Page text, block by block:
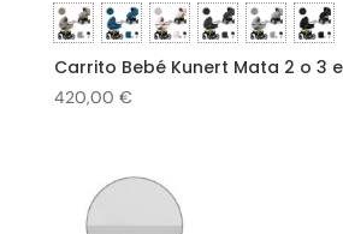
Carrito Bebé Kunert Mata 2 o 3
420,00 €